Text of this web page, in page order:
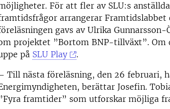
För att fler av SLU:s
arrangerar Framtidslabbet
gavs av Ulrika
projektet ”Bortom BNP-tillväxt”. Om
på SLU Play
.
Till nästa föreläsning, den 26 februari,
berättar Josefin.
framtider” som utforskar möjliga